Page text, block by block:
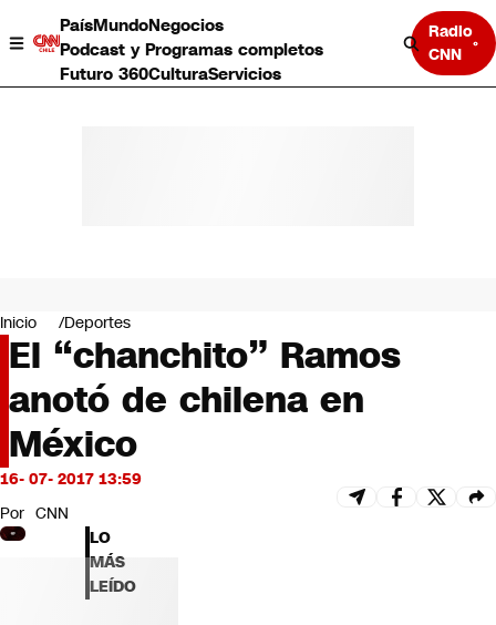
PaísMundoNegocios
Podcast y Programas completos
Futuro 360CulturaServicios
Radio
CNN
Negocios
Deportes
Programas completos
Cultura
Servicios
Bits
CNN tiempo
Futuro 360
Opinión
Inicio Deportes
El “chanchito” Ramos
anotó de chilena en
México
16- 07- 2017 13:59
Por CNN
LO
MÁS
LEÍDO